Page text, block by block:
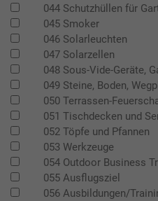
044 Schutzhüllen für
045 Smoker
046 Solarleuchten
047 Solarzellen
048 Sous-Vide-Geräte,
049 Steine, Boden,
050 Terrassen-
051 Tischdecken und
052 Töpfe und Pfannen
053 Werkzeuge
054 Outdoor Business
055 Ausflugsziel
056 Ausbildungen/